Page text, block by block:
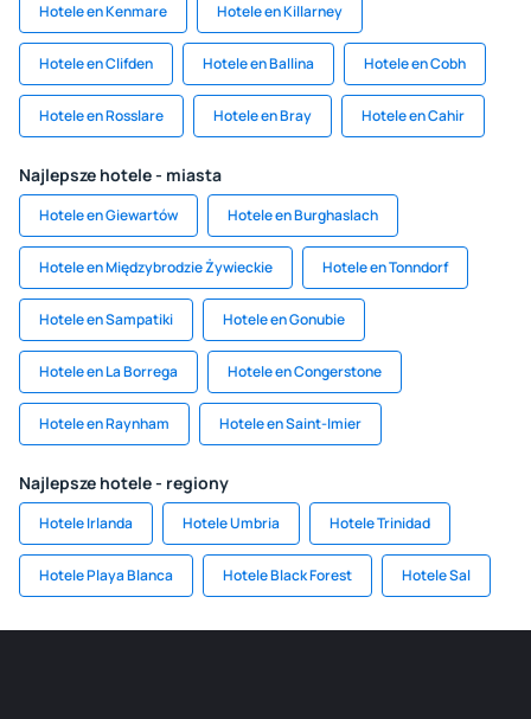
Hotele en Kenmare Hotele en Killarney
Hotele en Clifden Hotele en Ballina Hotele en Cobh
Hotele en Rosslare Hotele en Bray Hotele en Cahir
Najlepsze hotele - miasta
Hotele en Giewartów Hotele en Burghaslach
Hotele en Międzybrodzie Żywieckie Hotele en Tonndorf
Hotele en Sampatiki Hotele en Gonubie
Hotele en La Borrega Hotele en Congerstone
Hotele en Raynham Hotele en Saint-Imier
Najlepsze hotele - regiony
Hotele Irlanda Hotele Umbria Hotele Trinidad
Hotele Playa Blanca Hotele Black Forest Hotele Sal